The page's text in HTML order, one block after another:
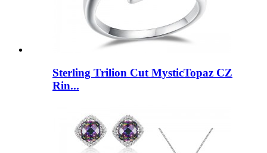
Sterling Trilion Cut MysticTopaz CZ
Rin...